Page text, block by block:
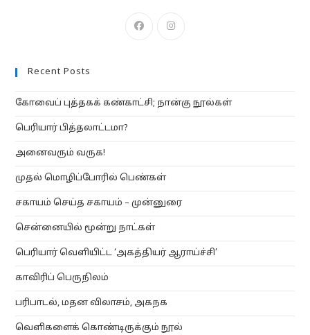
Opens
Recent Posts
கோவைப் புத்தகக் கண்காட்சி; நான்கு நூல்கள்
பெரியார் பித்தலாட்டமா?
அனைவரும் வருக!
முதல் மொழிப்போரில் பெண்கள்
சகாயம் செய்த சகாயம் – முன்னுரை
சென்னையில் மூன்று நாட்கள்
பெரியார் வெளியிட்ட ‘அகத்தியர் ஆராய்ச்சி’
காவிரிப் பெருநிலம்
பரிபாடல், மதன விலாசம், அகநக
வெளிகளைக் கொண்டிருக்கும் நூல்